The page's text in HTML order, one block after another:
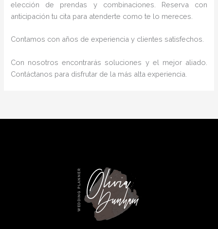
elección de prendas y combinaciones. Reserva con
anticipación tu cita para atenderte como te lo mereces.
Contamos con años de experiencia y clientes satisfechos.
Con nosotros encontrarás soluciones y el mejor aliado.
Contáctanos para disfrutar de la más alta experiencia.